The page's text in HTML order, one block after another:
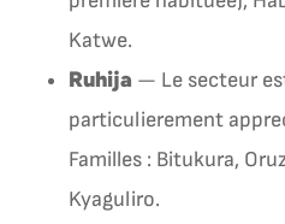
Katwe.
Ruhija — Le secteur
particulierement
Familles : Bitukura,
Kyaguliro.